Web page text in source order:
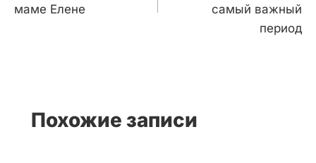
маме Елене
самый важный
период
Похожие записи